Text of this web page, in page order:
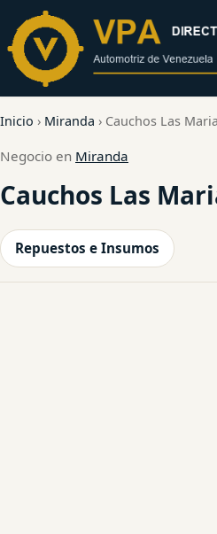
contenido
Inicio › Miranda › Cauchos Las
Negocio en Miranda
Cauchos Las
Repuestos e Insumos